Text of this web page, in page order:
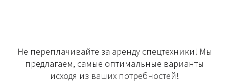
Не переплачивайте за аренду спецтехники! Мы
предлагаем, самые оптимальные варианты
исходя из ваших потребностей!